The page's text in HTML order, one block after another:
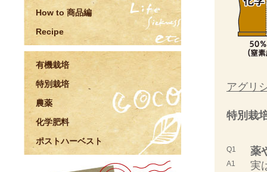
How to 商品編
Recipe
有機栽培
特別栽培
農薬
化学肥料
ポストハーベスト
アグリ
特別栽
Q1 薬
A1
実